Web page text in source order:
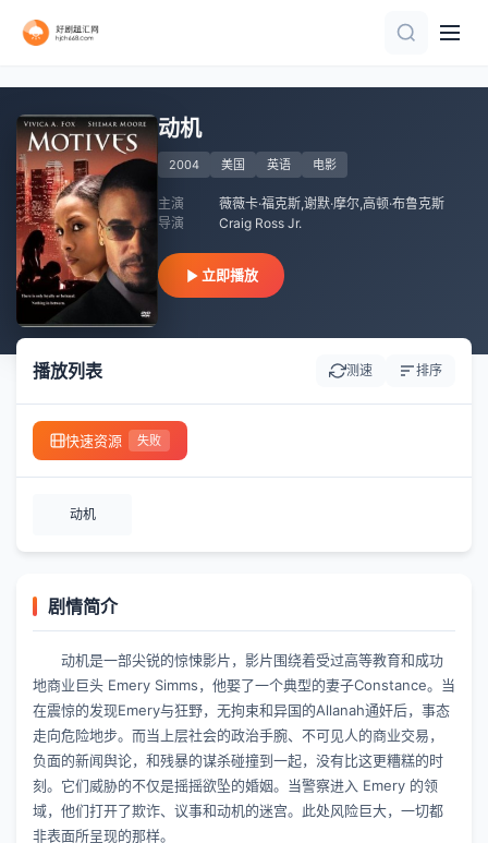
动机
2004 美国 英语 电影
主演
薇薇卡·福克斯,谢默·摩尔,高顿·布鲁克斯
导演
Craig Ross Jr.
立即播放
播放列表 测速 排序
快速资源 失败
动机
剧情简介
动机是一部尖锐的惊悚影片，影片围绕着受过高等教育和成功
地商业巨头 Emery Simms，他娶了一个典型的妻子Constance。当
在震惊的发现Emery与狂野，无拘束和异国的Allanah通奸后，事态
走向危险地步。而当上层社会的政治手腕、不可见人的商业交易，
负面的新闻舆论，和残暴的谋杀碰撞到一起，没有比这更糟糕的时
刻。它们威胁的不仅是摇摇欲坠的婚姻。当警察进入 Emery 的领
域，他们打开了欺诈、议事和动机的迷宫。此处风险巨大，一切都
非表面所呈现的那样。
HD中字
HD中字
高清
正片
正片
正片
HD中字
HD
正片